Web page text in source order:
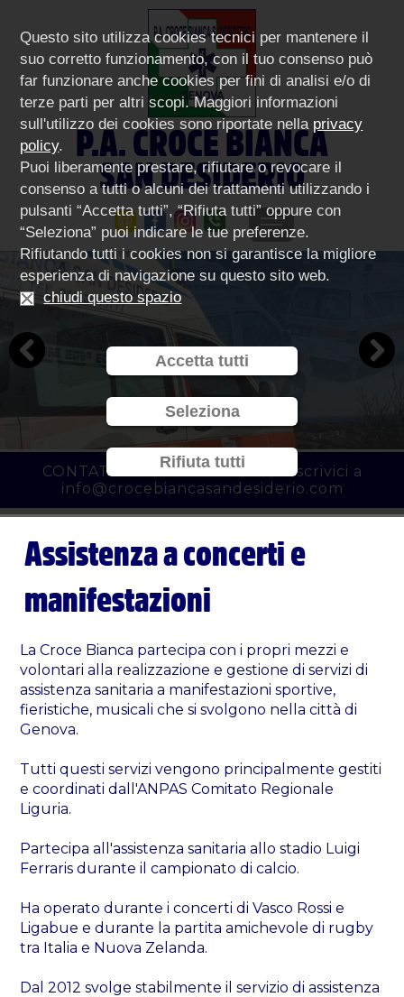
P.A. CROCE BIANCA
SAN DESIDERIO
CONTATTACI al010 3450777
o scrivici a
info@crocebiancasandesiderio.com
Assistenza a concerti e
manifestazioni
La Croce Bianca partecipa con i propri mezzi e
volontari alla realizzazione e gestione di servizi di
assistenza sanitaria a manifestazioni sportive,
fieristiche, musicali che si svolgono nella città di
Genova.
Tutti questi servizi vengono principalmente gestiti
e coordinati dall'ANPAS Comitato Regionale
Liguria.
Partecipa all'assistenza sanitaria allo stadio Luigi
Ferraris durante il campionato di calcio.
Ha operato durante i concerti di Vasco Rossi e
Ligabue e durante la partita amichevole di rugby
tra Italia e Nuova Zelanda.
Dal 2012 svolge stabilmente il servizio di assistenza
Questo sito utilizza cookies tecnici per mantenere il
suo corretto funzionamento, con il tuo consenso può
far funzionare anche cookies per fini di analisi e/o di
terze parti per altri scopi. Maggiori informazioni
sull'utilizzo dei cookies sono riportate nella privacy
policy.
Puoi liberamente prestare, rifiutare o revocare il
consenso a tutti o alcuni dei trattamenti utilizzando i
pulsanti “Accetta tutti”, “Rifiuta tutti” oppure con
“Seleziona” puoi indicare le tue preferenze.
Rifiutando tutti i cookies non si garantisce la migliore
esperienza di navigazione su questo sito web.
chiudi questo spazio
Accetta tutti
Seleziona
Rifiuta tutti